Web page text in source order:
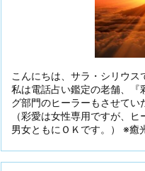
こんにちは、サラ・シリウス
私は電話占い鑑定の老舗、『
グ部門のヒーラーもさせてい
（彩愛は女性専用ですが、
男女ともにＯＫです。） ※癒